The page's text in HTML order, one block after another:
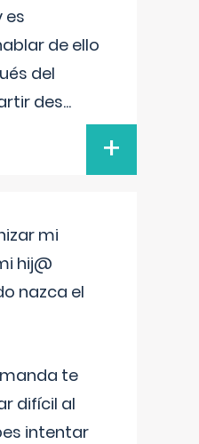
es
de ello
del
des...
+
mi
hij@
nazca el
te
difícil al
intentar